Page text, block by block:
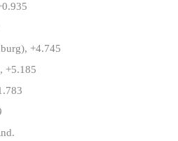
+4.745
+5.185